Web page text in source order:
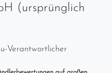
(ursprünglich
Verantwortlicher